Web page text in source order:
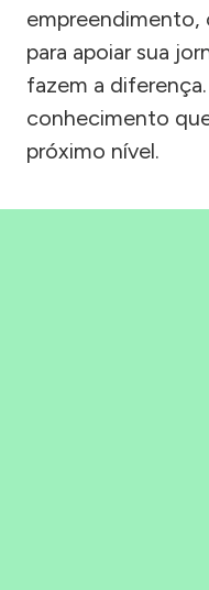
empreendimento,
para apoiar sua
fazem a
conhecimento
próximo nível.